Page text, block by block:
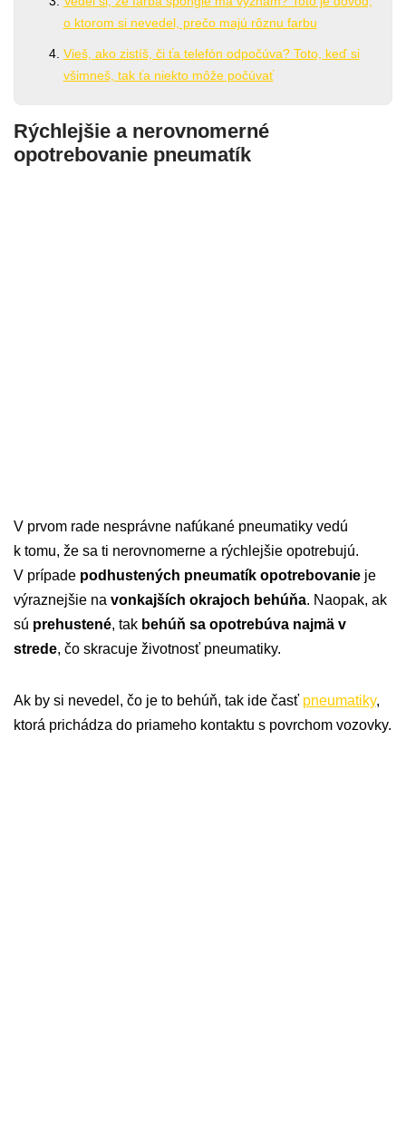
o ktorom si nevedel, prečo majú rôznu farbu
Vieš, ako zistíš, či ťa telefón odpočúva? Toto, keď si
všimneš, tak ťa niekto môže počúvať
Rýchlejšie a nerovnomerné
opotrebovanie pneumatík
V prvom rade nesprávne nafúkané pneumatiky vedú
k tomu, že sa ti nerovnomerne a rýchlejšie opotrebujú.
V prípade podhustených pneumatík opotrebovanie je
výraznejšie na vonkajších okrajoch behúňa. Naopak, ak
sú prehustené, tak behúň sa opotrebúva najmä v
strede, čo skracuje životnosť pneumatiky.
Ak by si nevedel, čo je to behúň, tak ide časť pneumatiky,
ktorá prichádza do priameho kontaktu s povrchom vozovky.